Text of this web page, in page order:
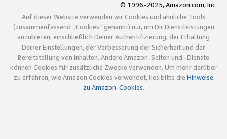
© 1996-2025, Amazon.com, Inc.
Auf dieser Website verwenden wir Cookies und ähnliche Tools
(zusammenfassend „Cookies“ genannt) nur, um Dir Dienstleistungen
anzubieten, einschließlich Deiner Authentifizierung, der Erhaltung
Deiner Einstellungen, der Verbesserung der Sicherheit und der
Bereitstellung von Inhalten. Andere Amazon-Seiten und -Dienste
können Cookies für zusätzliche Zwecke verwenden. Um mehr darüber
zu erfahren, wie Amazon Cookies verwendet, lies bitte die Hinweise
zu Amazon-Cookies.